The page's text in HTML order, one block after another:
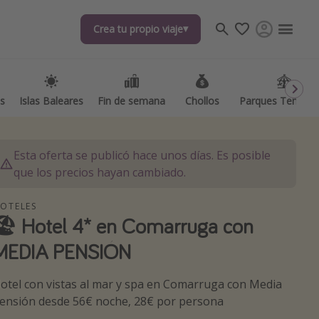
Crea tu propio viaje
Islas Baleares Fin de semana Chollos Parques
Crea tu propio viaje
Islas Baleares Fin de semana Chollos Parques
destinos
Esta oferta se publicó hace unos días. Es posible
que los precios hayan cambiado.
Hotel 4* en Comarruga con
PENSIÓN
con vistas al mar y spa en Comarruga con Media
desde 56€ noche, 28€ por persona